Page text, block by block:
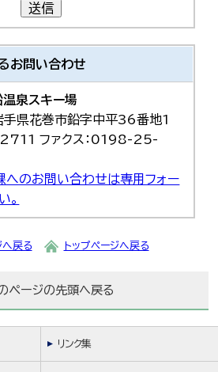
送信
お問い合わせ
泉スキー場
県花巻市鉛字中平36番地1
ファクス：0198-25-
へのお問い合わせは専用フォー
。
へ戻る トップページへ戻る
ページの先頭へ戻る
リンク集